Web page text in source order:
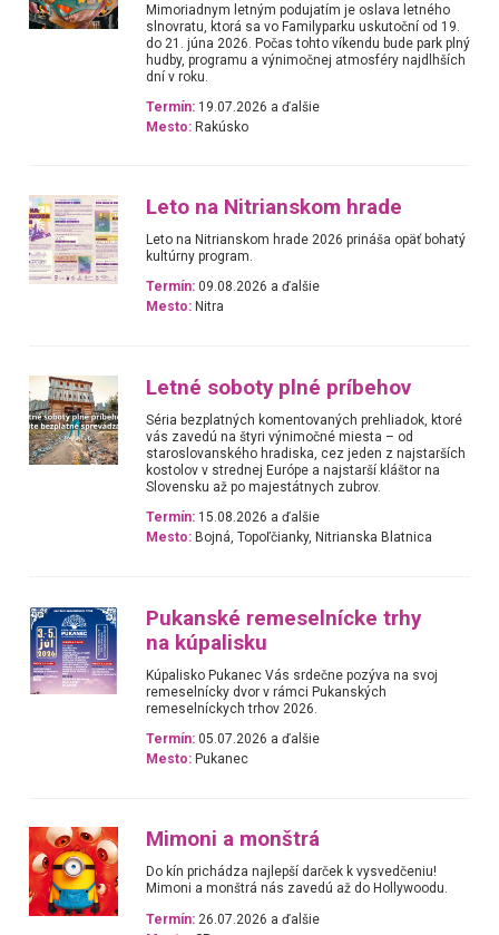
Mimoriadnym letným podujatím je oslava letného
slnovratu, ktorá sa vo Familyparku uskutoční od 19.
do 21. júna 2026. Počas tohto víkendu bude park plný
hudby, programu a výnimočnej atmosféry najdlhších
dní v roku.
Termín: 19.07.2026 a ďalšie
Mesto: Rakúsko
Leto na Nitrianskom hrade
Leto na Nitrianskom hrade 2026 prináša opäť bohatý
kultúrny program.
Termín: 09.08.2026 a ďalšie
Mesto: Nitra
Letné soboty plné príbehov
Séria bezplatných komentovaných prehliadok, ktoré
vás zavedú na štyri výnimočné miesta – od
staroslovanského hradiska, cez jeden z najstarších
kostolov v strednej Európe a najstarší kláštor na
Slovensku až po majestátnych zubrov.
Termín: 15.08.2026 a ďalšie
Mesto: Bojná, Topoľčianky, Nitrianska Blatnica
Pukanské remeselnícke trhy
na kúpalisku
Kúpalisko Pukanec Vás srdečne pozýva na svoj
remeselnícky dvor v rámci Pukanských
remeselníckych trhov 2026.
Termín: 05.07.2026 a ďalšie
Mesto: Pukanec
Mimoni a monštrá
Do kín prichádza najlepší darček k vysvedčeniu!
Mimoni a monštrá nás zavedú až do Hollywoodu.
Termín: 26.07.2026 a ďalšie